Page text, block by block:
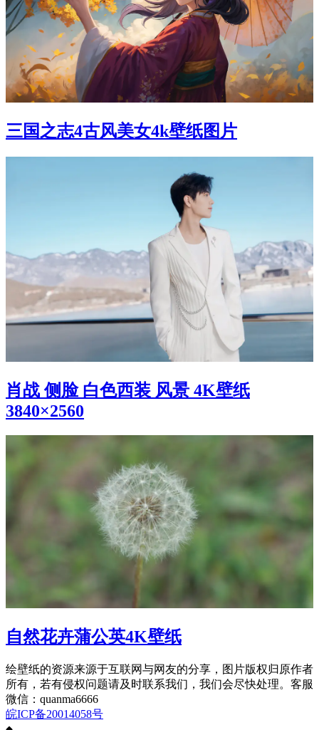
三国之志4古风美女4k壁纸图片
肖战 侧脸 白色西装 风景 4K壁纸
3840×2560
自然花卉蒲公英4K壁纸
绘壁纸的资源来源于互联网与网友的分享，图片版权归原作者
所有，若有侵权问题请及时联系我们，我们会尽快处理。客服
微信：quanma6666
皖ICP备20014058号